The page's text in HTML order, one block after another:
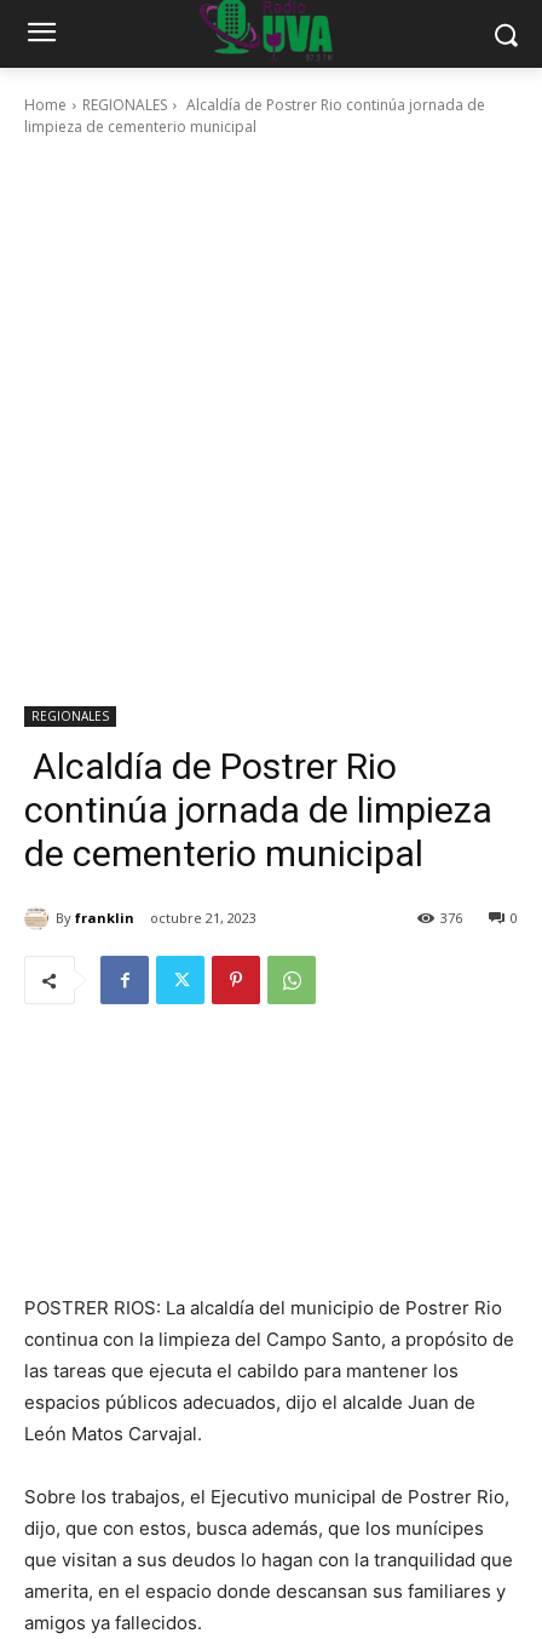
Home REGIONALES
Alcaldía de Postrer Rio continúa jornada de
limpieza de cementerio municipal
REGIONALES
Alcaldía de Postrer Rio
continúa jornada de limpieza
de cementerio municipal
By franklin octubre 21, 2023 0
376
POSTRER RIOS: La alcaldía del municipio de Postrer Rio
continua con la limpieza del Campo Santo, a propósito de
las tareas que ejecuta el cabildo para mantener los
espacios públicos adecuados, dijo el alcalde Juan de
León Matos Carvajal.
Sobre los trabajos, el Ejecutivo municipal de Postrer Rio,
dijo, que con estos, busca además, que los munícipes
que visitan a sus deudos lo hagan con la tranquilidad que
amerita, en el espacio donde descansan sus familiares y
amigos ya fallecidos.